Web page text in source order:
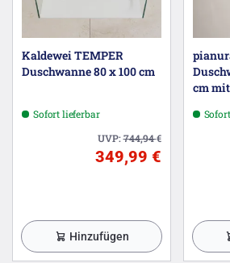
Kaldewei TEMPER
Duschwanne 80 x 100 cm
Sofort lieferbar
UVP:744,94€
349,99 €
Hinzufügen
cm